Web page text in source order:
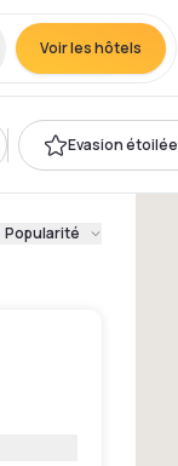
Voir les hôtels
Evasion étoilée
Popularité